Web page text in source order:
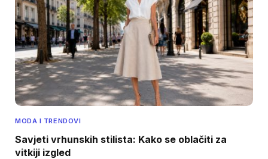
MODA I TRENDOVI
Savjeti vrhunskih stilista: Kako se oblačiti za
vitkiji izgled